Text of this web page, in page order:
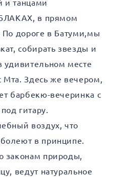
и танцами
в прямом
По дороге в Батуми,мы
собирать звезды и
удивительном месте
Мта. Здесь же вечером,
барбекю-вечеринка с
гитару.
воздух, что
в принципе.
законам природы,
ведут натуральное